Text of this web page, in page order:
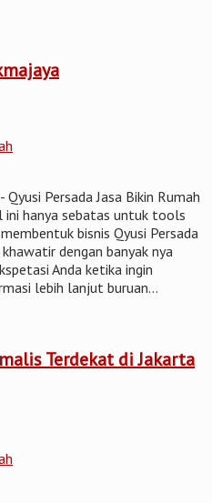
Qyusi Persada Jasa Bikin Rumah
ini hanya sebatas untuk tools
bisnis Qyusi Persada
dengan banyak nya
Anda ketika ingin
lebih lanjut buruan...
Terdekat di Jakarta